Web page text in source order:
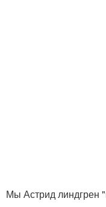
Мы Астрид линдгрен